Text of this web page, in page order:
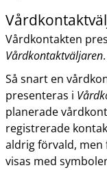
Vårdkontakten
Vårdkontaktväljaren.
Så snart en
presenteras i
planerade
registrerade
aldrig förvald, men
visas med